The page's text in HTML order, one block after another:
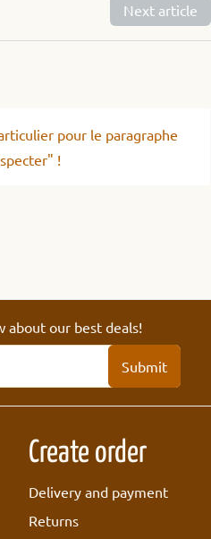
Next article
pour le paragraphe
!
about our best deals!
Submit
Create order
Delivery and payment
Returns